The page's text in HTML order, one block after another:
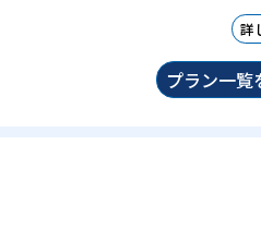
詳
プラン一覧